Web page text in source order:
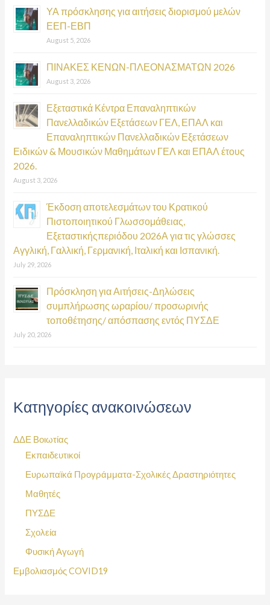
f
o
ΥΑ πρόσκλησης για αιτήσεις διορισμού μελών
ΕΕΠ-ΕΒΠ
August 5, 2026
ΠΙΝΑΚΕΣ ΚΕΝΩΝ-ΠΛΕΟΝΑΣΜΑΤΩΝ 2026
August 3, 2026
Εξεταστικά Κέντρα Επαναληπτικών
Πανελλαδικών Εξετάσεων ΓΕΛ, ΕΠΑΛ και
Επαναληπτικών Πανελλαδικών Εξετάσεων
Ειδικών & Μουσικών Μαθημάτων ΓΕΛ και ΕΠΑΛ έτους
2026.
August 3, 2026
Έκδοση αποτελεσμάτων του Κρατικού
Πιστοποιητικού Γλωσσομάθειας,
Εξεταστικήςπεριόδου 2026Α για τις γλώσσες
Αγγλική, Γαλλική, Γερμανική, Ιταλική και Ισπανική.
July 29, 2026
Πρόσκληση για Αιτήσεις-Δηλώσεις
συμπλήρωσης ωραρίου/ προσωρινής
τοποθέτησης/ απόσπασης εντός ΠΥΣΔΕ
July 20, 2026
Κατηγορίες ανακοινώσεων
ΔΔΕ Βοιωτίας
Εκπαιδευτικοί
Ευρωπαϊκά Προγράμματα-Σχολικές Δραστηριότητες
Μαθητές
ΠΥΣΔΕ
Σχολεία
Φυσική Αγωγή
Εμβολιασμός COVID19